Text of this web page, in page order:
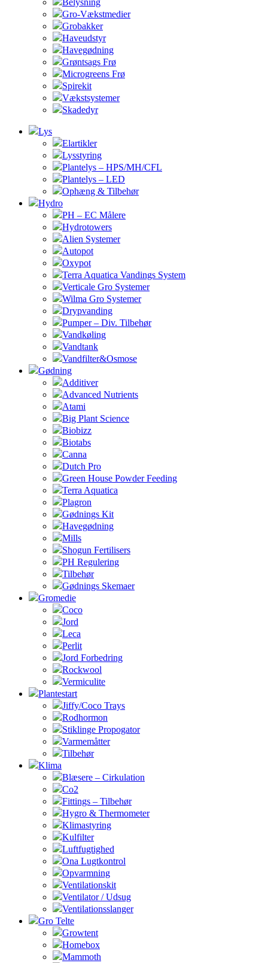
Belysning
Gro-Vækstmedier
Grobakker
Haveudstyr
Havegødning
Grøntsags Frø
Microgreens Frø
Spirekit
Vækstsystemer
Skadedyr
Lys
Elartikler
Lysstyring
Plantelys – HPS/MH/CFL
Plantelys – LED
Ophæng & Tilbehør
Hydro
PH – EC Målere
Hydrotowers
Alien Systemer
Autopot
Oxypot
Terra Aquatica Vandings System
Verticale Gro Systemer
Wilma Gro Systemer
Drypvanding
Pumper – Div. Tilbehør
Vandkøling
Vandtank
Vandfilter&Osmose
Gødning
Additiver
Advanced Nutrients
Atami
Big Plant Science
Biobizz
Biotabs
Canna
Dutch Pro
Green House Powder Feeding
Terra Aquatica
Plagron
Gødnings Kit
Havegødning
Mills
Shogun Fertilisers
PH Regulering
Tilbehør
Gødnings Skemaer
Gromedie
Coco
Jord
Leca
Perlit
Jord Forbedring
Rockwool
Vermiculite
Plantestart
Jiffy/Coco Trays
Rodhormon
Stiklinge Propogator
Varmemåtter
Tilbehør
Klima
Blæsere – Cirkulation
Co2
Fittings – Tilbehør
Hygro & Thermometer
Klimastyring
Kulfilter
Luftfugtighed
Ona Lugtkontrol
Opvarmning
Ventilationskit
Ventilator / Udsug
Ventilationsslanger
Gro Telte
Growtent
Homebox
Mammoth